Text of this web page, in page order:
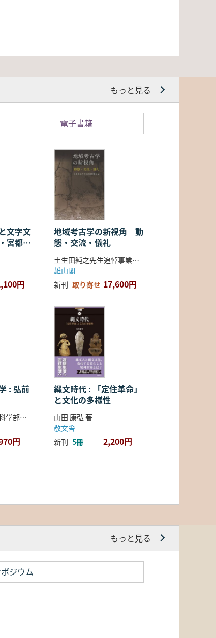
もっと見る
電子書籍
文字文
宮都・
円
地域考古学の新視角 動
態・交流・儀礼
土生田純之先生追悼事業会 編
雄山閣
新刊 取り寄せ 17,600円
: 弘前
弘前大学人文社会科学部北日本考古学研究センター 編
円
縄文時代 : 「定住革命」
と文化の多様性
山田 康弘 著
敬文舎
新刊 5冊 2,200円
もっと見る
ジウム